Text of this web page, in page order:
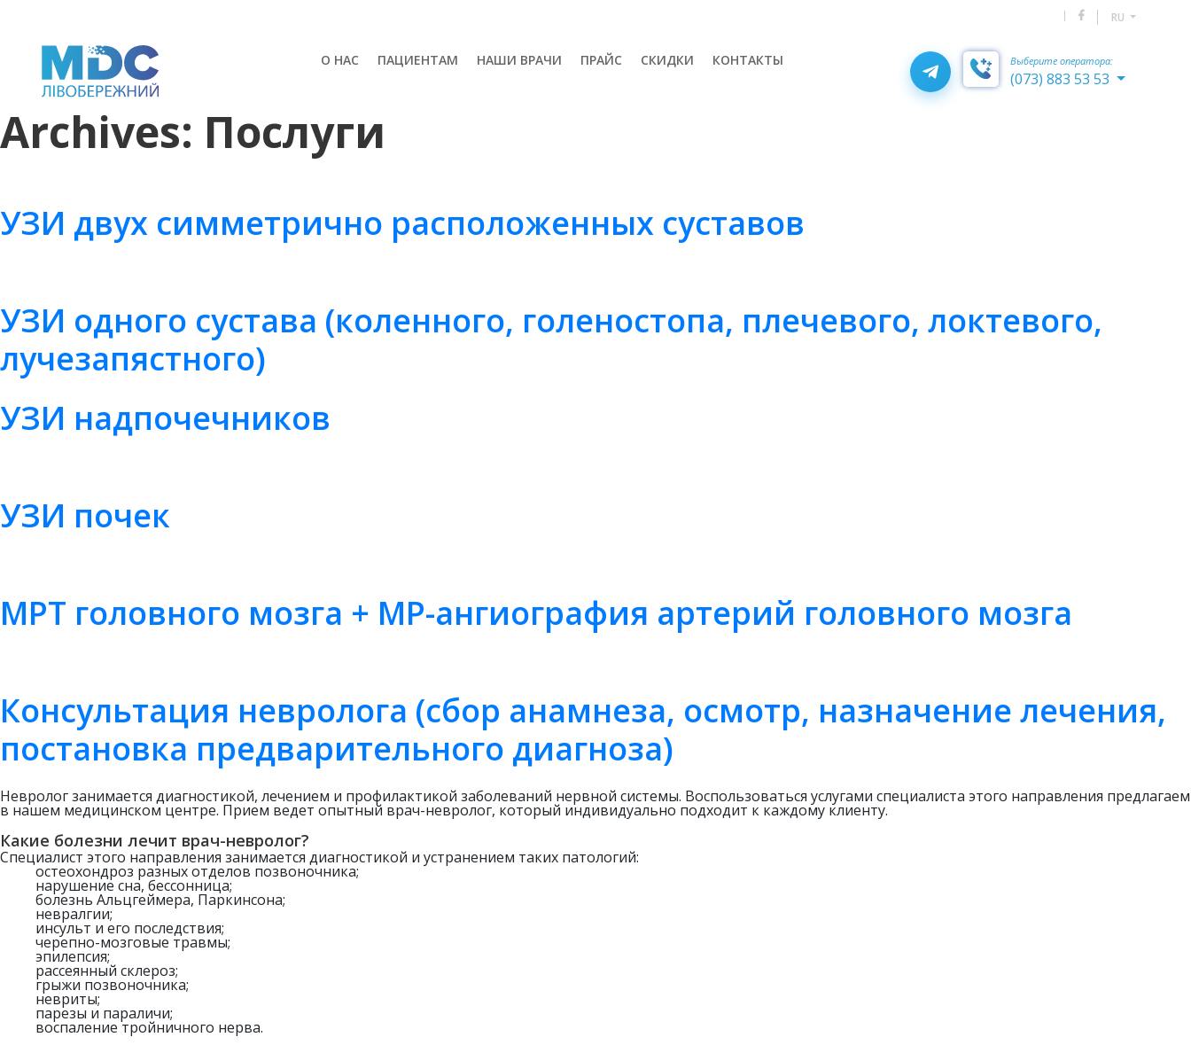
RU
О НАС ПАЦИЕНТАМ НАШИ ВРАЧИ ПРАЙС СКИДКИ КОНТАКТЫ Выберите оператора:
(073) 883 53 53
Archives: Послуги
УЗИ двух симметрично расположенных суставов
УЗИ одного сустава (коленного, голеностопа, плечевого, локтевого,
лучезапястного)
УЗИ надпочечников
УЗИ почек
МРТ головного мозга + МР-ангиография артерий головного мозга
Консультация невролога (сбор анамнеза, осмотр, назначение лечения,
постановка предварительного диагноза)
Невролог занимается диагностикой, лечением и профилактикой заболеваний нервной системы. Воспользоваться услугами специалиста этого направления предлагаем
в нашем медицинском центре. Прием ведет опытный врач-невролог, который индивидуально подходит к каждому клиенту.
Какие болезни лечит врач-невролог?
Специалист этого направления занимается диагностикой и устранением таких патологий:
остеохондроз разных отделов позвоночника;
нарушение сна, бессонница;
болезнь Альцгеймера, Паркинсона;
невралгии;
инсульт и его последствия;
черепно-мозговые травмы;
эпилепсия;
рассеянный склероз;
грыжи позвоночника;
невриты;
парезы и параличи;
воспаление тройничного нерва.